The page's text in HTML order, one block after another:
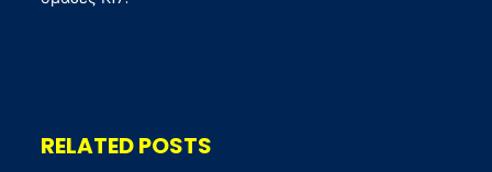
RELATED POSTS